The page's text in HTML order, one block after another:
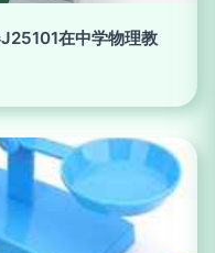
在中学物理教